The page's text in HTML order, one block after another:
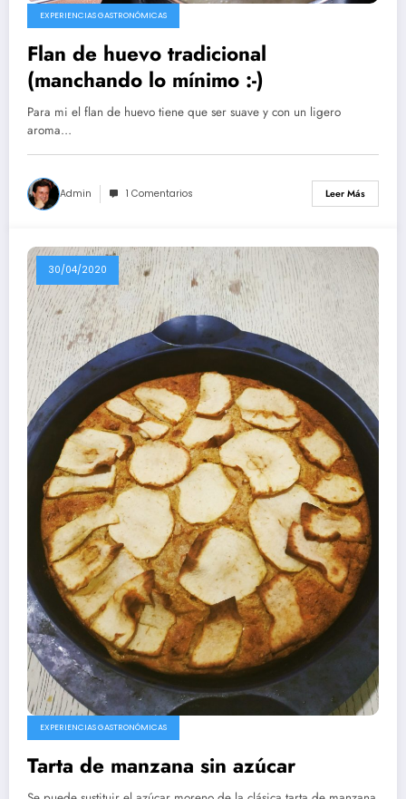
EXPERIENCIAS GASTRONÓMICAS
Flan de huevo tradicional
(manchando lo mínimo :-)
Para mi el flan de huevo tiene que ser suave y con un ligero
aroma…
Admin 1 Comentarios Leer Más
30/04/2020
EXPERIENCIAS GASTRONÓMICAS
Tarta de manzana sin azúcar